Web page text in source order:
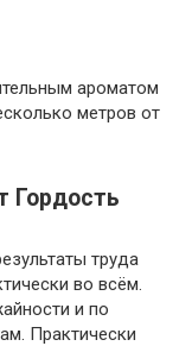
ароматом
метров от
Гордость
труда
во всём.
и по
Практически